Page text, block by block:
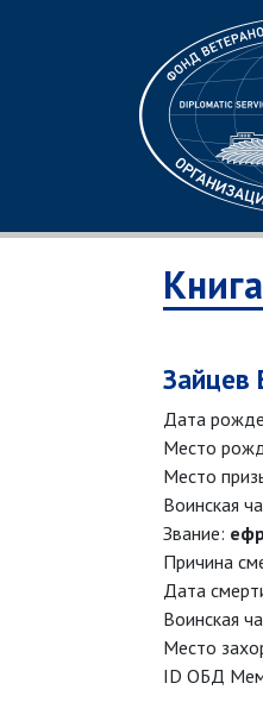
Зайцев
Дата
Место
Место
Воинская
Звание:
Причина
Дата
Воинская
Место
ID ОБД